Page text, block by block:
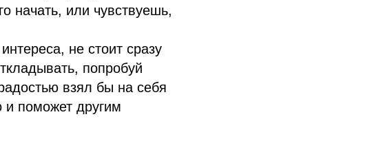
начать, или чувствуешь,
не стоит сразу
попробуй
взял бы на себя
и поможет другим